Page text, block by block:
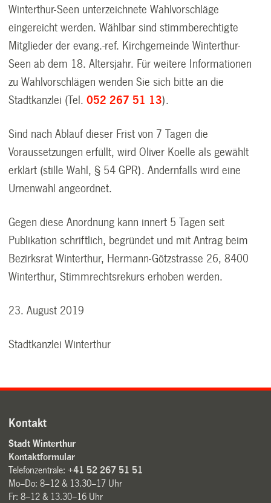
Winterthur-Seen unterzeichnete Wahlvorschläge
eingereicht werden. Wählbar sind stimmberechtigte
Mitglieder der evang.-ref. Kirchgemeinde Winterthur-
Seen ab dem 18. Altersjahr. Für weitere Informationen
zu Wahlvorschlägen wenden Sie sich bitte an die
Stadtkanzlei (Tel.052 267 51 13).
Sind nach Ablauf dieser Frist von 7 Tagen die
Voraussetzungen erfüllt, wird Oliver Koelle als gewählt
erklärt (stille Wahl, § 54 GPR). Andernfalls wird eine
Urnenwahl angeordnet.
Gegen diese Anordnung kann innert 5 Tagen seit
Publikation schriftlich, begründet und mit Antrag beim
Bezirksrat Winterthur, Hermann-Götzstrasse 26, 8400
Winterthur, Stimmrechtsrekurs erhoben werden.
23. August 2019
Stadtkanzlei Winterthur
Kontakt
Stadt Winterthur
Kontaktformular
Telefonzentrale:+41 52 267 51 51
Mo–Do: 8–12 & 13.30–17 Uhr
Fr: 8–12 & 13.30–16 Uhr